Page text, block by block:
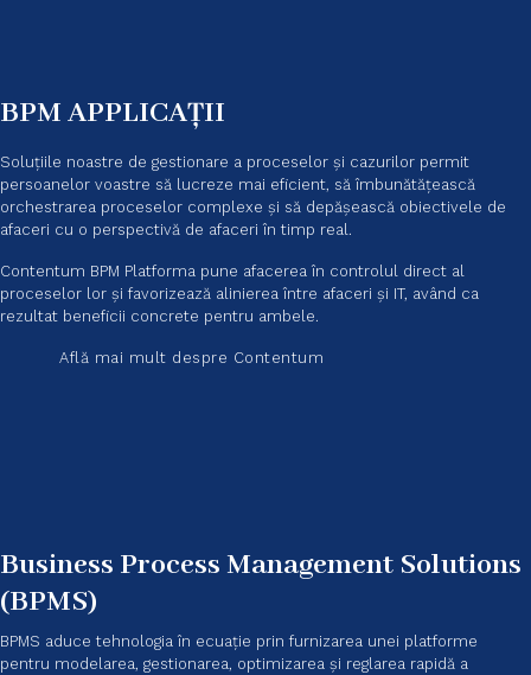
BPM APPLICAȚII
Soluțiile noastre de gestionare a proceselor și cazurilor permit
persoanelor voastre să lucreze mai eficient, să îmbunătățească
orchestrarea proceselor complexe și să depășească obiectivele de
afaceri cu o perspectivă de afaceri în timp real.
Contentum BPM Platforma pune afacerea în controlul direct al
proceselor lor și favorizează alinierea între afaceri și IT, având ca
rezultat beneficii concrete pentru ambele.
Află mai mult despre Contentum
Business Process Management Solutions
(BPMS)
BPMS aduce tehnologia în ecuație prin furnizarea unei platforme
pentru modelarea, gestionarea, optimizarea și reglarea rapidă a